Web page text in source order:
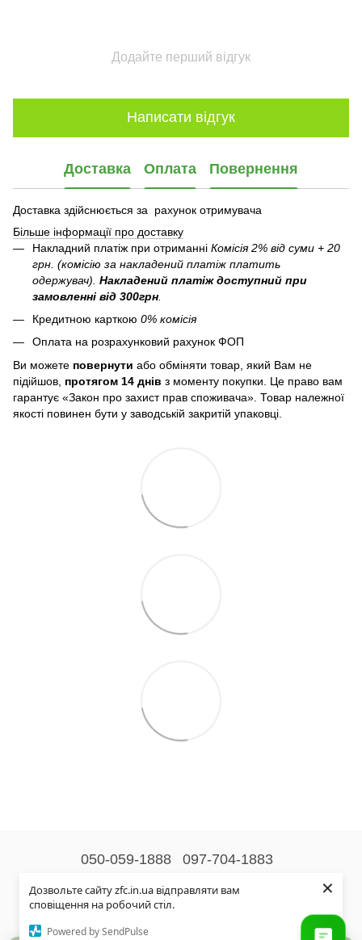
Дозвольте сайту zfc.in.ua відправляти вам
сповіщення на робочий стіл.
Powered by SendPulse
×
Додайте перший відгук
Написати відгук
Доставка Оплата Повернення
Доставка здійснюється за рахунок отримувача
Більше інформації про доставку
Накладний платіж при отриманні Комісія 2% від суми + 20
грн. (комісію за накладений платіж платить
одержувач). Накладений платіж доступний при
замовленні від 300грн
Кредитною карткою 0% комісія
Оплата на розрахунковий рахунок ФОП
Ви можете повернути або обміняти товар, який Вам не
підійшов, протягом 14 днів з моменту покупки. Це право вам
гарантує «Закон про захист прав споживача». Товар належної
якості повинен бути у заводській закритій упаковці.
050-059-1888 097-704-1883
Контактна інформація